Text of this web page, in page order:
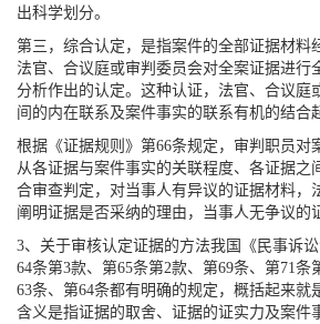
出科学划分。
第三，综合认定，是指案件的全部证据材料
法官、合议庭或审判委员会对全案证据进行
分析作出的认定。这种认证，法官、合议庭
间的内在联系及案件事实的联系有机的结合
根据《证据规则》第66条规定，审判职员对
从各证据与案件事实的关联程度、各证据之
合审查判定，对当事人有异议的证据材料，
阐明证据是否采纳的理由，当事人无争议的
3、关于审核认定证据的方法我国《民事诉
64条第3款、第65条第2款、第69条、第71条
63条、第64条都有明确的规定，概括起来就
含义是指证据的取舍、证据的证实力及案件